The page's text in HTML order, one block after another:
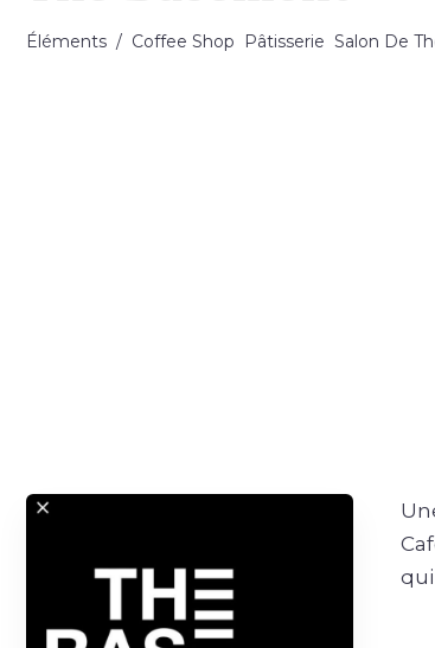
Éléments / Coffee Shop Pâtisserie Salon De